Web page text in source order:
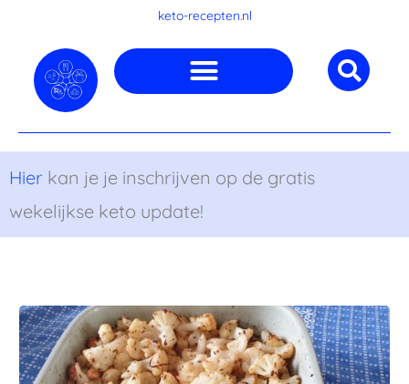
inhoud
keto-recepten.nl
Hier kan je je inschrijven op de gratis
wekelijkse keto update!